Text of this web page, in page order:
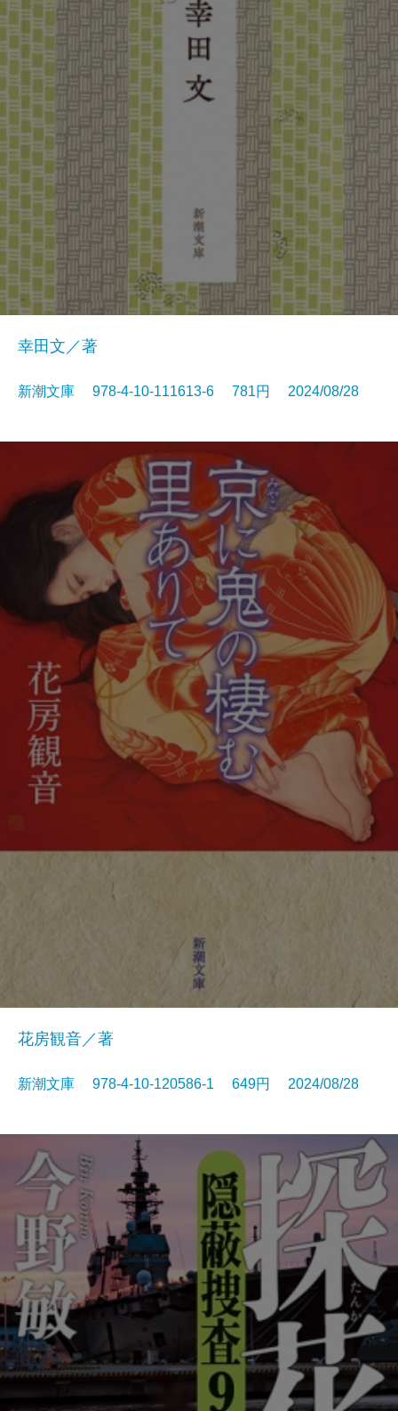
幸田文／著
新潮文庫 978-4-10-111613-6 781円 2024/08/28
花房観音／著
新潮文庫 978-4-10-120586-1 649円 2024/08/28